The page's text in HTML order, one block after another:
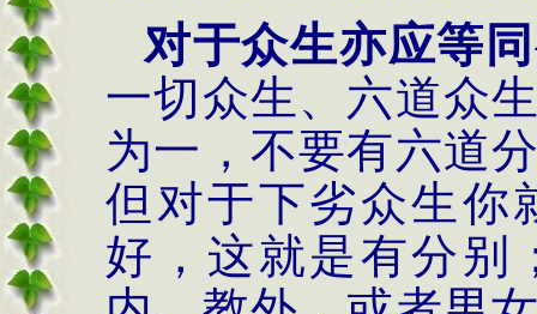
对于众生亦应等
一切众生、六道众
为一，不要有六道
但对于下劣众生你
好，这就是有分别